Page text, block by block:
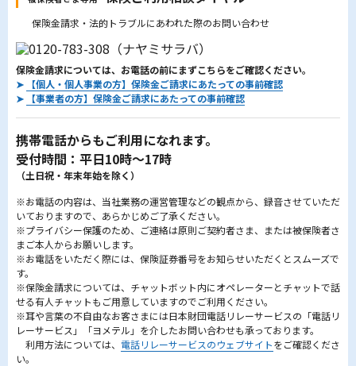
保険金請求・法的トラブルにあわれた際のお問い合わせ
保険金請求については、お電話の前にまずこちらをご確認ください。
➤
【個人・個人事業の方】保険金ご請求にあたっての事前確認
➤
【事業者の方】保険金ご請求にあたっての事前確認
携帯電話からもご利用になれます。
受付時間：平日10時～17時
（土日祝・年末年始を除く）
※お電話の内容は、当社業務の運営管理などの観点から、録音させていただ
いておりますので、あらかじめご了承ください。
※プライバシー保護のため、ご連絡は原則ご契約者さま、または被保険者さ
まご本人からお願いします。
※お電話をいただく際には、保険証券番号をお知らせいただくとスムーズで
す。
※保険金請求については、チャットボット内にオペレーターとチャットで話
せる有人チャットもご用意していますのでご利用ください。
※耳や言葉の不自由なお客さまには日本財団電話リレーサービスの「電話リ
レーサービス」「ヨメテル」を介したお問い合わせも承っております。
利用方法については、 電話リレーサービスのウェブサイトをご確認くださ
い。